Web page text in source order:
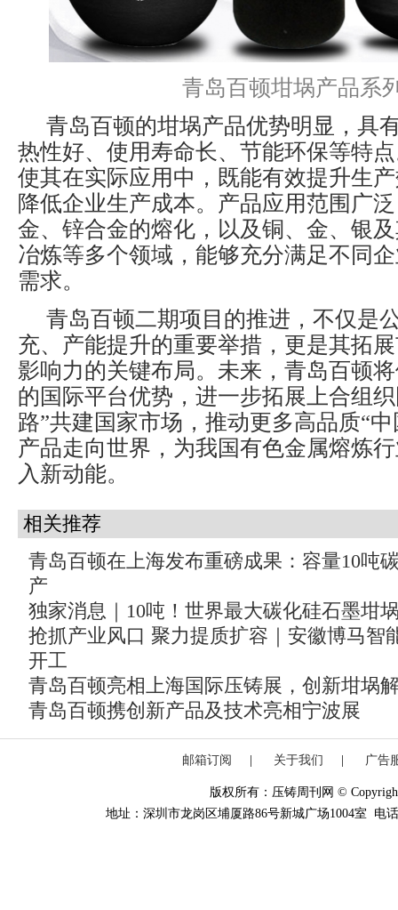
青岛百顿坩埚产品系
青岛百顿的坩埚产品优势明显，具
热性好、使用寿命长、节能环保等特
使其在实际应用中，既能有效提升生
降低企业生产成本。产品应用范围广
金、锌合金的熔化，以及铜、金、银
冶炼等多个领域，能够充分满足不同
需求。
青岛百顿二期项目的推进，不仅是
充、产能提升的重要举措，更是其拓
影响力的关键布局。未来，青岛百顿
的国际平台优势，进一步拓展上合组
路”共建国家市场，推动更多高品质“
产品走向世界，为我国有色金属熔炼
入新动能。
相关推荐
青岛百顿在上海发布重磅成果：容量10吨
产
独家消息｜10吨！世界最大碳化硅石墨坩
抢抓产业风口 聚力提质扩容｜安徽博马智
开工
青岛百顿亮相上海国际压铸展，创新坩埚
青岛百顿携创新产品及技术亮相宁波展
邮箱订阅 关于我们 广告
版权所有：压铸周刊网 ©
地址：深圳市龙岗区埔厦路86号新城广场1004室 电